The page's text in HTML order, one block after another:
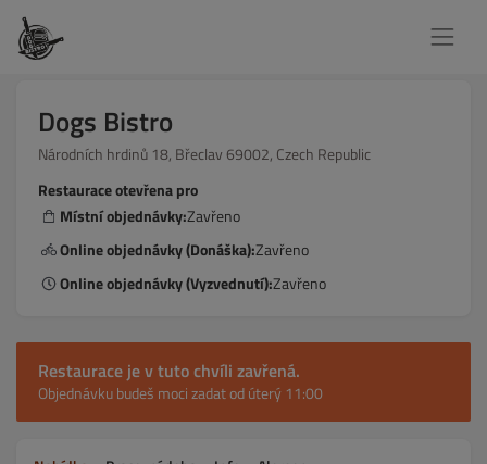
Dogs Bistro
Národních hrdinů 18, Břeclav 69002, Czech Republic
Restaurace otevřena pro
Místní objednávky:Zavřeno
Online objednávky (Donáška):Zavřeno
Online objednávky (Vyzvednutí):Zavřeno
Restaurace je v tuto chvíli zavřená.
Objednávku budeš moci zadat od úterý 11:00